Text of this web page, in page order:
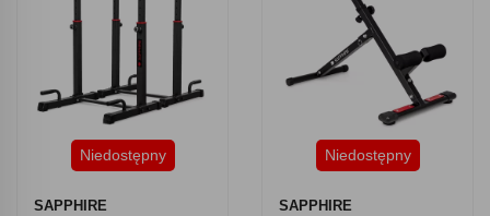
Niedostępny
SAPPHIRE
Niedostępny
SAPPHIRE